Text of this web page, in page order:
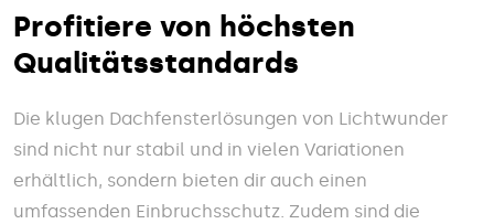
Profitiere von höchsten
Qualitätsstandards
Die klugen Dachfensterlösungen von Lichtwunder
sind nicht nur stabil und in vielen Variationen
erhältlich, sondern bieten dir auch einen
umfassenden Einbruchsschutz. Zudem sind die